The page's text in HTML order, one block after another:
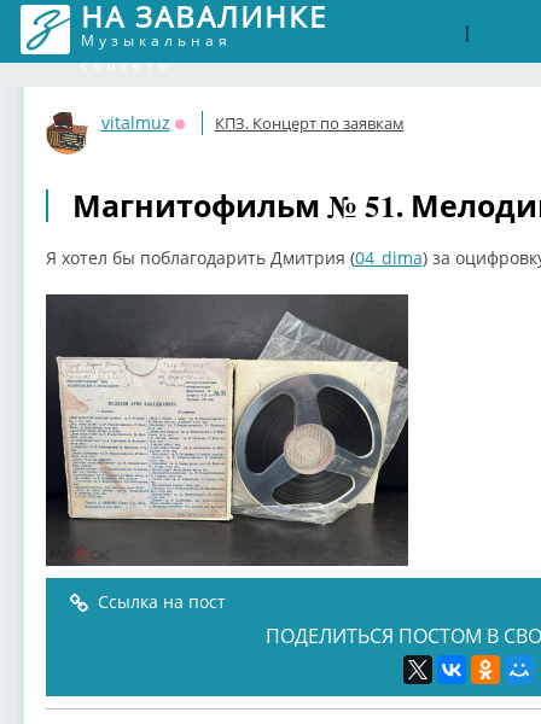
НА ЗАВАЛИНКЕ
Музыкальная
соцсеть
|
vitalmuz
Оффлайн
КПЗ. Концерт по заявкам
Магнитофильм № 51.
Я хотел бы поблагодарить Дмитрия (04_dima) за
Ссылка на пост
ПОДЕЛИТЬСЯ ПОСТОМ В